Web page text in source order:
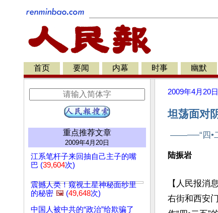
首页 要闻 内幕 时事 幽默
重点推荐文章
2009年4月20日
江系笔杆子来回抽自己主子的嘴
巴 (39,604次)
震撼人类！窥视土星神秘面纱里
的秘密 🖼️ (49,648次)
中国人被中共的“政治”给欺骗了
2009年4月20日
坦荡面对
——──“四•
陆振岩
【人民报消
右街和西安